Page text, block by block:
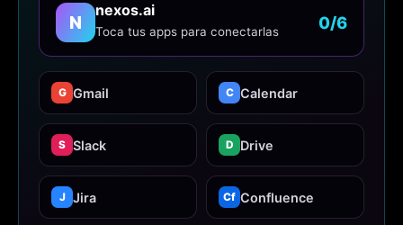
N
nexos.ai
Toca tus apps para conectarlas 0/6
G Gmail C Calendar
S Slack D Drive
J Jira Cf Confluence